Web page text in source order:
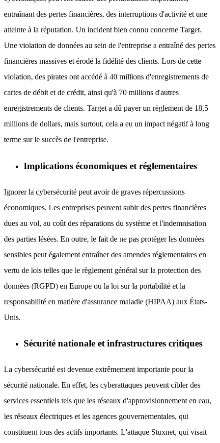
entraînant des pertes financières, des interruptions d'activité et une
atteinte à la réputation. Un incident bien connu concerne Target.
Une violation de données au sein de l'entreprise a entraîné des pertes
financières massives et érodé la fidélité des clients. Lors de cette
violation, des pirates ont accédé à 40 millions d'enregistrements de
cartes de débit et de crédit, ainsi qu'à 70 millions d'autres
enregistrements de clients. Target a dû payer un règlement de 18,5
millions de dollars, mais surtout, cela a eu un impact négatif à long
terme sur le succès de l'entreprise.
Implications économiques et réglementaires
Ignorer la cybersécurité peut avoir de graves répercussions
économiques. Les entreprises peuvent subir des pertes financières
dues au vol, au coût des réparations du système et l'indemnisation
des parties lésées. En outre, le fait de ne pas protéger les données
sensibles peut également entraîner des amendes réglementaires en
vertu de lois telles que le règlement général sur la protection des
données (RGPD) en Europe ou la loi sur la portabilité et la
responsabilité en matière d'assurance maladie (HIPAA) aux États-
Unis.
Sécurité nationale et infrastructures critiques
La cybersécurité est devenue extrêmement importante pour la
sécurité nationale. En effet, les cyberattaques peuvent cibler des
services essentiels tels que les réseaux d'approvisionnement en eau,
les réseaux électriques et les agences gouvernementales, qui
constituent tous des actifs importants. L'attaque Stuxnet, qui visait